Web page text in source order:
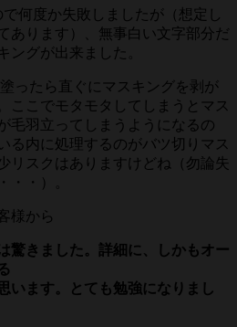
何度か失敗しましたが（想定し
あります）、無事白い文字部分だ
ングが出来ました。
ったら直ぐにマスキングを剥が
ここでモタモタしてしまうとマス
毛羽立ってしまうようになるの
る内に処理するのがバツ切りマス
リスクはありますけどね（勿論失
・・）。
様から
驚きました。詳細に、しかもオー
います。とても勉強になりまし